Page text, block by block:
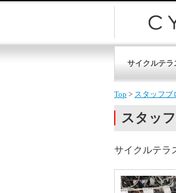
サイクルテラ
Top > スタッフブ
スタッ
サイクルテラ